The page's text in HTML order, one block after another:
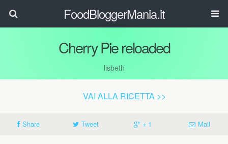
FoodBloggerMania.it
Cherry Pie reloaded
lisbeth
VAI ALLA RICETTA >>
Share Tweet + 1 Mail